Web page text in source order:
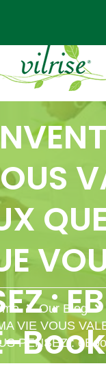
:
Our Blog
VIE VOUS
PENSEZ :